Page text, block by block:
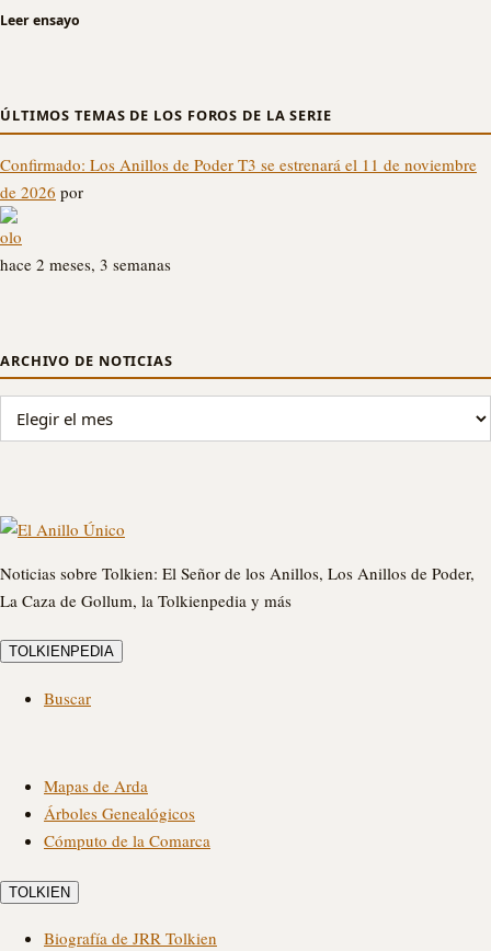
Leer ensayo
ÚLTIMOS TEMAS DE LOS FOROS DE LA SERIE
Confirmado: Los Anillos de Poder T3 se estrenará el 11 de noviembre
de 2026 por
olo
hace 2 meses, 3 semanas
ARCHIVO DE NOTICIAS
ARCHIVO DE NOTICIAS
Noticias sobre Tolkien: El Señor de los Anillos, Los Anillos de Poder,
La Caza de Gollum, la Tolkienpedia y más
TOLKIENPEDIA
Buscar
Mapas de Arda
Árboles Genealógicos
Cómputo de la Comarca
TOLKIEN
Biografía de JRR Tolkien